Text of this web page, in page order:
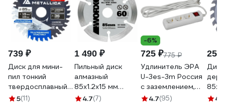
739 ₽
Диск для мини-
пил тонкий
твердосплавный
METALLICA Ultra
5(11)
1 490 ₽
Пильный диск
алмазный
85x1.2x15 мм
WORX WA5038
4.7(7)
-6%
725 ₽775 ₽
Удлинитель ЭРА
U-3es-3m Россия
с заземлением,
3x1мм2, 16A, ПВС, с
4.7(95)
257
24Т
4.1